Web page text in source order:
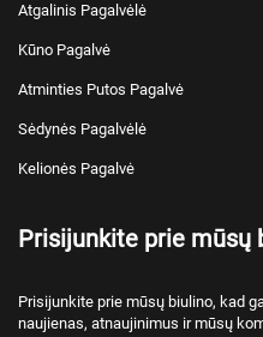
Atgalinis Pagalvėlė
Kūno Pagalvė
Atminties Putos Pagalvė
Sėdynės Pagalvėlė
Kelionės Pagalvė
Prisijunkite prie mūsų
Prisijunkite prie mūsų biulino, kad
naujienas, atnaujinimus ir mūsų